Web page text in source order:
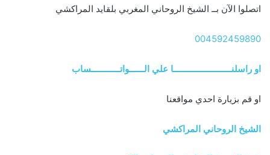
اتصلوا الآن بــ الشيخ الروحاني المغربي بلقايد المراكشي
004592459890
او راسلنــــــــــــــــــــــــا علي الــــــواتــــــــــــساب
او قم بزيارة احدي مواقعنا
الشيخ الروحاني المراكشي